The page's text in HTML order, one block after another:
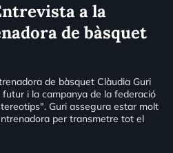
a la
de bàsquet
de bàsquet Clàudia Guri
i la campanya de la federació
Guri assegura estar molt
per transmetre tot el